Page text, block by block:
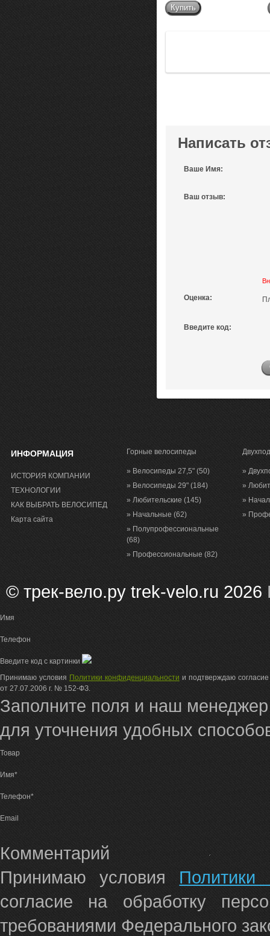
Написать
Ваше Имя:
Ваш отзыв:
Оценка:
Введите код:
ИНФОРМАЦИЯ
ИСТОРИЯ КОМПАНИИ
ТЕХНОЛОГИИ
КАК ВЫБРАТЬ ВЕЛОСИПЕД
Карта сайта
Горные велосипеды
» Велосипеды 27,5" (50)
» Велосипеды 29" (184)
» Любительские (145)
» Начальные (62)
» Полупрофессиональные
(68)
» Профессиональные (82)
»
»
»
»
© трек-вело.ру trek-velo.ru 2026
Имя
Телефон
Введите код с картинки
Принимаю условия Политики конфиденциальности и подтверждаю
от 27.07.2006 г. № 152-ФЗ.
Заполните поля и наш
для уточнения удобных
Товар
Имя*
Телефон*
Email
Комментарий
Принимаю условия Политики
согласие на обработку
требованиями Федерального